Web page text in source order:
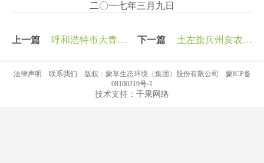
二〇一七年三月九日
上一篇
呼和浩特市大青山
化栽植分包商入围及其他事
下一篇
土左旗兵州亥农场
目中标公告
法律声明 联系我们 版权：蒙草生态环境（集团）股份有限公司 蒙ICP备
08100219号-1
技术支持： 千果网络